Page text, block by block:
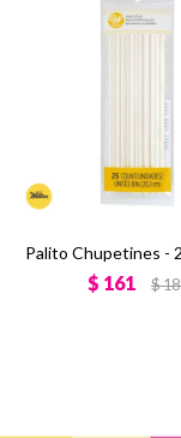
Palito Chupetines -
$ 161 $